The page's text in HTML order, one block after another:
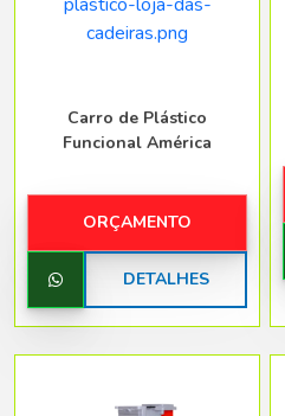
Carro de Plástico
Funcional América
ORÇAMENTO
DETALHES